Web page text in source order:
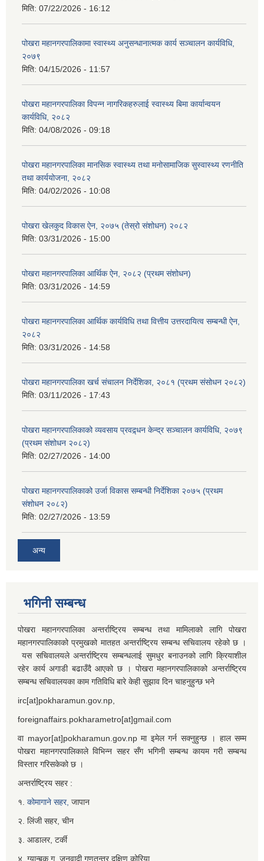
मिति: 07/22/2026 - 16:12
पोखरा महानगरपालिकामा स्वास्थ्य अनुसन्धानात्मक कार्य सञ्चालन कार्यविधि,
२०७९
मिति: 04/15/2026 - 11:57
पोखरा महानगरपालिका विपन्न नागरिकहरुलाई स्वास्थ्य बिमा कार्यान्वयन
कार्यविधि, २०८२
मिति: 04/08/2026 - 09:18
पोखरा महानगरपालिका मानसिक स्वास्थ्य तथा मनोसामाजिक सुस्वास्थ्य रणनीति
तथा कार्ययोजना, २०८२
मिति: 04/02/2026 - 10:08
पोखरा खेलकुद विकास ऐन, २०७५ (तेस्रो संशोधन) २०८२
मिति: 03/31/2026 - 15:00
पोखरा महानगरपालिका आर्थिक ऐन, २०८२ (प्रथम संशोधन)
मिति: 03/31/2026 - 14:59
पोखरा महानगरपालिका आर्थिक कार्यविधि तथा वित्तीय उत्तरदायित्व सम्बन्धी ऐन,
२०८२
मिति: 03/31/2026 - 14:58
पोखरा महानगरपालिका खर्च संचालन निर्देशिका, २०८१ (प्रथम संसोधन २०८२)
मिति: 03/11/2026 - 17:43
पोखरा महानगरपालिकाको व्यवसाय प्रवद्र्धन केन्द्र सञ्चालन कार्यविधि, २०७९
(प्रथम संशोधन २०८२)
मिति: 02/27/2026 - 14:00
पोखरा महानगरपालिकाको उर्जा विकास सम्बन्धी निर्देशिका २०७५ (प्रथम
संशोधन २०८२)
मिति: 02/27/2026 - 13:59
अन्य
भगिनी सम्बन्ध
पोखरा महानगरपालिका अन्तर्राष्ट्रिय सम्बन्ध तथा मामिलाको लागि पोखरा
महानगरपालिकाको प्रमुखको मातहत अन्तर्राष्ट्रिय सम्बन्ध सचिवालय रहेको छ ।
यस सचिवालयले अन्तर्राष्ट्रिय सम्बन्धलाई सुमधुर बनाउनको लागि क्रियाशील
रहेर कार्य अगाडी बढाउँदै आएको छ । पोखरा महानगरपालिकाको अन्तर्राष्ट्रिय
सम्बन्ध सचिवालयका काम गतिविधि बारे केही सुझाव दिन चाहनुहुन्छ भने
irc[at]pokharamun.gov.np,
foreignaffairs.pokharametro[at]gmail.com
वा mayor[at]pokharamun.gov.np मा इमेल गर्न सक्नुहुन्छ । हाल सम्म
पोखरा महानगरपालिकाले विभिन्न सहर सँग भगिनी सम्बन्ध कायम गरी सम्बन्ध
विस्तार गरिसकेको छ ।
अन्तर्राष्ट्रिय सहर :
१. कोमागाने सहर, जापान
२. लिंजी सहर, चीन
३. आडालर, टर्की
४. ग्यान्बुक गु, जनवादी गणतन्त्र दक्षिण कोरिया